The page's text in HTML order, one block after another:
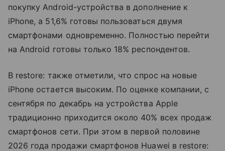
покупку Android-устройства в дополнение к
iPhone, а 51,6% готовы пользоваться двумя
смартфонами одновременно. Полностью перейти
на Android готовы только 18% респондентов.
В restore: также отметили, что спрос на новые
iPhone остается высоким. По оценке компании, с
сентября по декабрь на устройства Apple
традиционно приходится около 40% всех продаж
смартфонов сети. При этом в первой половине
2026 года продажи смартфонов Huawei в restore: